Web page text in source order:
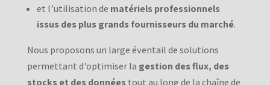
et l’utilisation de matériels professionnels
issus des plus grands fournisseurs du marché.
Nous proposons un large éventail de solutions
permettant d’optimiser la gestion des flux, des
stocks et des donnéestout au long de la chaîne de